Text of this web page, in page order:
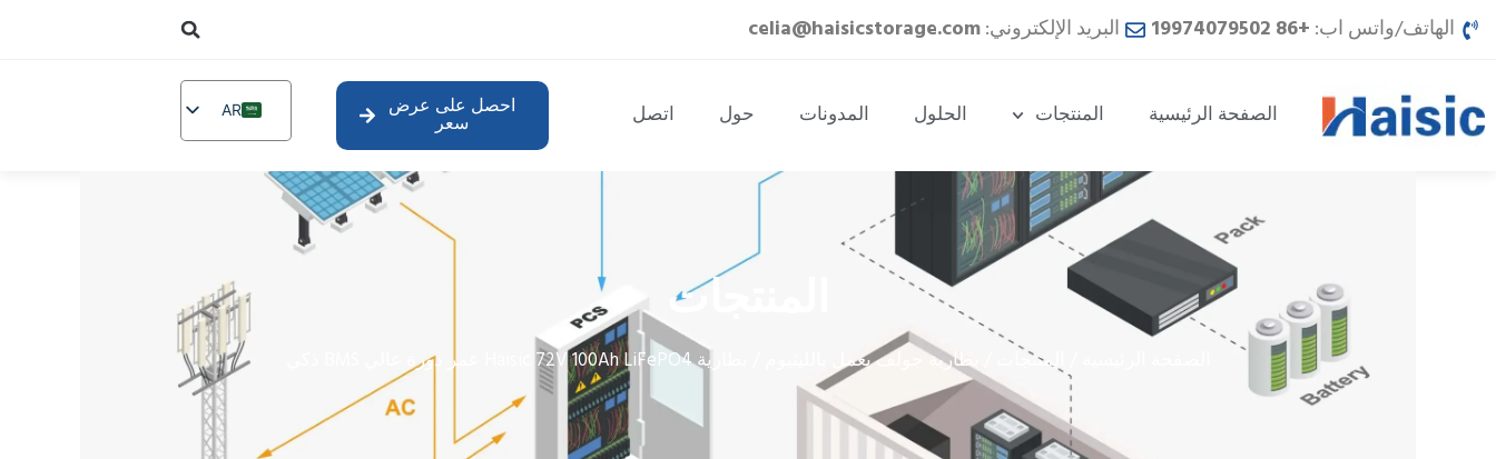
تخطي
إلى الهاتف/واتس اب: +86 19974079502 البريد الإلكتروني:celia@haisicstorage.com
الصفحة الرئيسية المنتجات الحلول المدونات حول اتصل احصل على عرض
سعر
AR
EN
FR
RU
PL
المنتجات
المنتجات بطارية جولف يعمل بالليثيوم / بطارية Haisic 72V 100Ah LiFePO4 عمر دورة عالي BMS ذكي